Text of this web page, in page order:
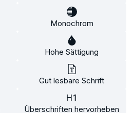
Mehrwertsteuer zzgl.
Nachnahmegebühren, wenn
Monochrom
Hohe Sättigung
Gut lesbare Schrift
Überschriften hervorheben